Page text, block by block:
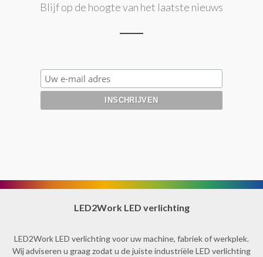
Blijf op de hoogte van het laatste nieuws
LED2Work LED verlichting
LED2Work LED verlichting voor uw machine, fabriek of werkplek.
Wij adviseren u graag zodat u de juiste industriële LED verlichting